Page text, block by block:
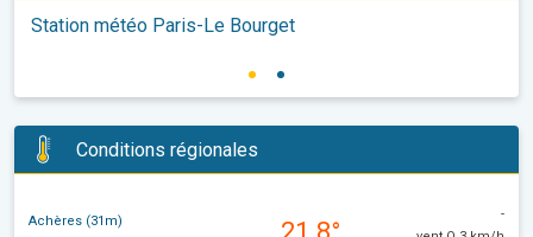
Station météo Paris-Le Bourget
Conditions régionales
Achères (31m)
-